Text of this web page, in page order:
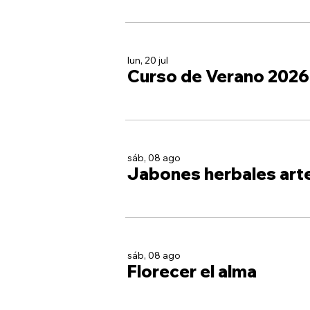
lun, 20 jul
Curso de Verano 2026
sáb, 08 ago
Jabones herbales
sáb, 08 ago
Florecer el alma